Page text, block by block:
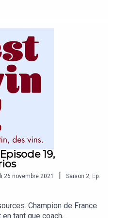
Chinon bio dans un bar à
même quelques conseils à
bien recevoir ses potes
Flammenkueche ? Tranié
ces questions essentielles
19,
26 novembre 2021 | Saison 2 Ep.
Champion de France
tant que coach,